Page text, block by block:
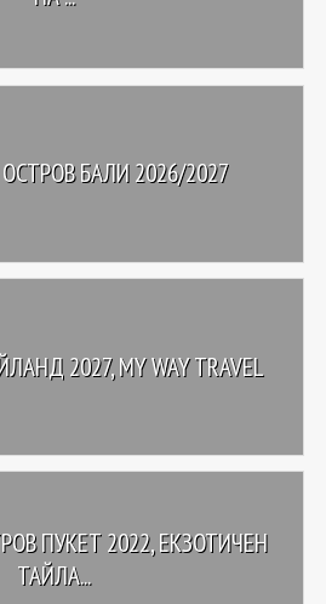
БАЛИ 2026/2027
2027, MY WAY TRAVEL
ПУКЕТ 2022, ЕКЗОТИЧЕН
ТАЙЛА...